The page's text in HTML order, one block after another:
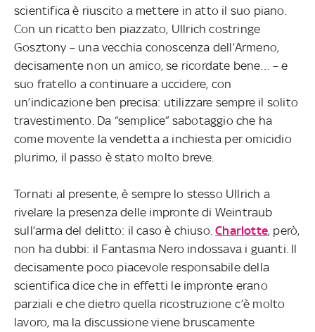
scientifica è riuscito a mettere in atto il suo piano.
Con un ricatto ben piazzato, Ullrich costringe
Gosztony – una vecchia conoscenza dell’Armeno,
decisamente non un amico, se ricordate bene… – e
suo fratello a continuare a uccidere, con
un’indicazione ben precisa: utilizzare sempre il solito
travestimento. Da “semplice” sabotaggio che ha
come movente la vendetta a inchiesta per omicidio
plurimo, il passo è stato molto breve.
Tornati al presente, è sempre lo stesso Ullrich a
rivelare la presenza delle impronte di Weintraub
sull’arma del delitto: il caso è chiuso.Charlotte, però,
non ha dubbi: il Fantasma Nero indossava i guanti. Il
decisamente poco piacevole responsabile della
scientifica dice che in effetti le impronte erano
parziali e che dietro quella ricostruzione c’è molto
lavoro, ma la discussione viene bruscamente